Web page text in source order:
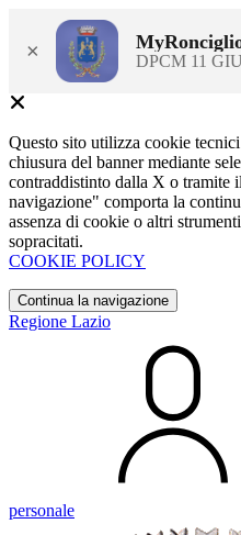
× DPCM 11
Questo sito utilizza cookie
chiusura del banner mediante
contraddistinto dalla X o tramite
navigazione" comporta la
assenza di cookie o altri
sopracitati.
COOKIE POLICY
Continua la navigazione
Regione Lazio
personale